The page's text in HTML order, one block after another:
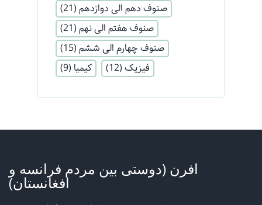
صنوف دهم الی دوازدهم (21)
صنوف هفتم الی نهم (21)
صنوف چهارم الی ششم (15)
فیزیک (12) کیمیا (9)
افرن (دوستی بین مردم فرانسه و
افغانستان)